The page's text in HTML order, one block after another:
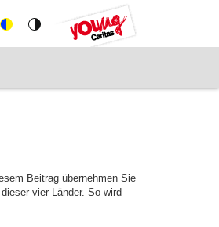
Beitrag übernehmen Sie
vier Länder. So wird